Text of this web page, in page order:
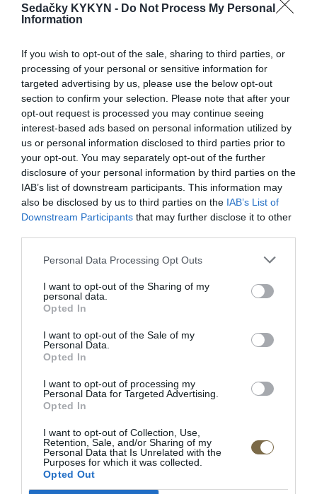
Sedačky KYKYN - Do Not Process My Personal
Information
If you wish to opt-out of the sale, sharing to third parties, or
processing of your personal or sensitive information for
targeted advertising by us, please use the below opt-out
section to confirm your selection. Please note that after your
opt-out request is processed you may continue seeing
interest-based ads based on personal information utilized by
us or personal information disclosed to third parties prior to
your opt-out. You may separately opt-out of the further
disclosure of your personal information by third parties on the
IAB’s list of downstream participants. This information may
also be disclosed by us to third parties on the IAB’s List of
Downstream Participants that may further disclose it to other
Personal Data Processing Opt Outs
I want to opt-out of the Sharing of my
personal data.
Opted In
I want to opt-out of the Sale of my
Personal Data.
Opted In
I want to opt-out of processing my
Personal Data for Targeted Advertising.
Opted In
I want to opt-out of Collection, Use,
Retention, Sale, and/or Sharing of my
Personal Data that Is Unrelated with the
Purposes for which it was collected.
Opted Out
Kožená sedačka v tvare U
Urbano s rozkladom na
Látkové kreslo Urbano s
Látková sedačka Urbano: 3
sed so spaním
Látková sedačka Urbano 2
sed s manuálnym relaxom
(2RF)
POPIS PRODUKTU
Vonkajší rozmer:110(š) x 79(v) x 104(d) cm
Hĺbka sedadla:55 cm
polohovateľné opierky chrbta
prevedenie v kvalitnej látke alebo koži
sedačku je možné vyskladať z dielov
výber farby nôh
Výplň: